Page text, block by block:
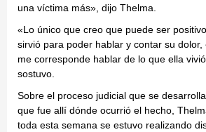
una víctima más», dijo Thelma.
«Lo único que creo que puede ser
sirvió para poder hablar y contar su dolor,
me corresponde hablar de lo que ella
sostuvo.
Sobre el proceso judicial que se
que fue allí dónde ocurrió el hecho,
toda esta semana se estuvo realizando